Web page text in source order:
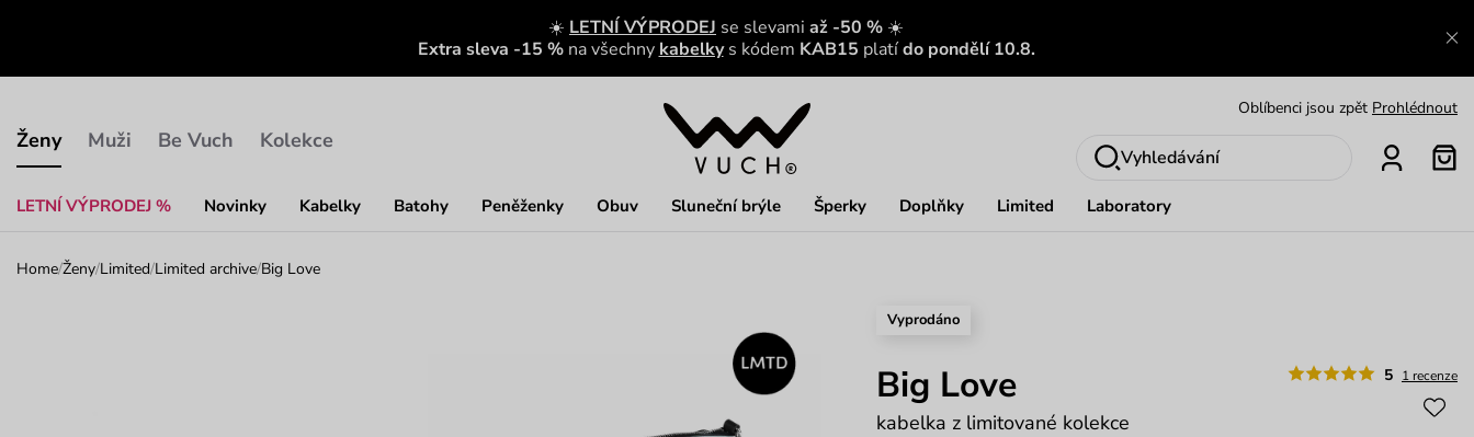
☀️ LETNÍ VÝPRODEJ se slevami až -50 % ☀️
Extra sleva -15 % na všechny kabelky s kódem KAB15 platído pondělí 10.8.
Ženy
LETNÍ VÝPRODEJ % Novinky Kabelky Batohy Peněženky Obuv Sluneční brýle Šperky Doplňky Limited Laboratory
Muži Be Vuch Kolekce
Nech se inspirovat Ukázat
Vyhledávání
Home/Ženy/Limited/Limited archive/Big Love
Vyprodáno
5 1 recenze
Big Love
kabelka z limitované kolekce